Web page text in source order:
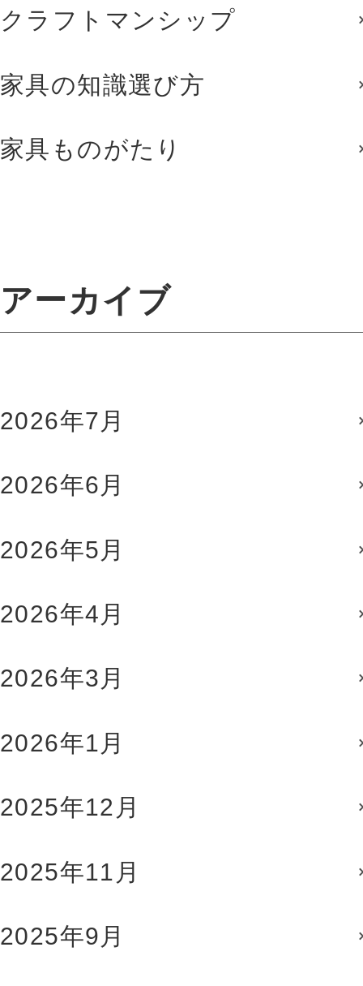
クラフトマンシップ
家具の知識選び方
家具ものがたり
アーカイブ
2026年7月
2026年6月
2026年5月
2026年4月
2026年3月
2026年1月
2025年12月
2025年11月
2025年9月